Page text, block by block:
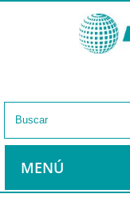
MENÚ